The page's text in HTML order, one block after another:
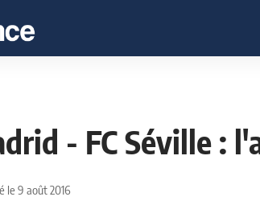
- FC Séville :
le 9 août 2016